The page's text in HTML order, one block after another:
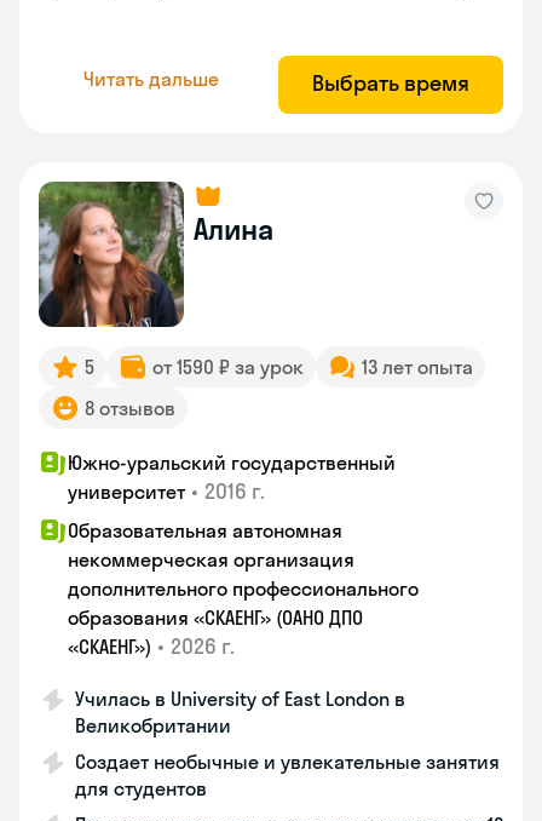
Читать дальше Выбрать время
Алина
5 от 1590 ₽ за урок
13 лет опыта
8 отзывов
Южно-уральский государственный
университет • 2016 г.
Образовательная автономная
некоммерческая организация
дополнительного профессионального
образования «СКАЕНГ» (ОАНО ДПО
«СКАЕНГ») • 2026 г.
Училась в University of East London в
Великобритании
Создает необычные и увлекательные занятия
для студентов